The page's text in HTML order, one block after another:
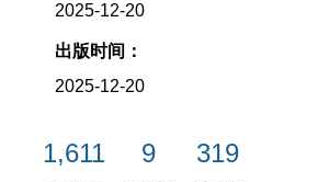
2025-12-20
出版时间：
2025-12-20
1,611 9 319